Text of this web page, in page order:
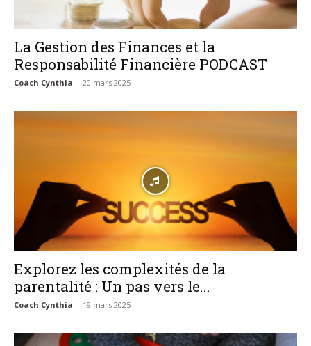
La Gestion des Finances et la
Responsabilité Financière PODCAST
Coach Cynthia - 20 mars 2025
Explorez les complexités de la
parentalité : Un pas vers le...
Coach Cynthia - 19 mars 2025